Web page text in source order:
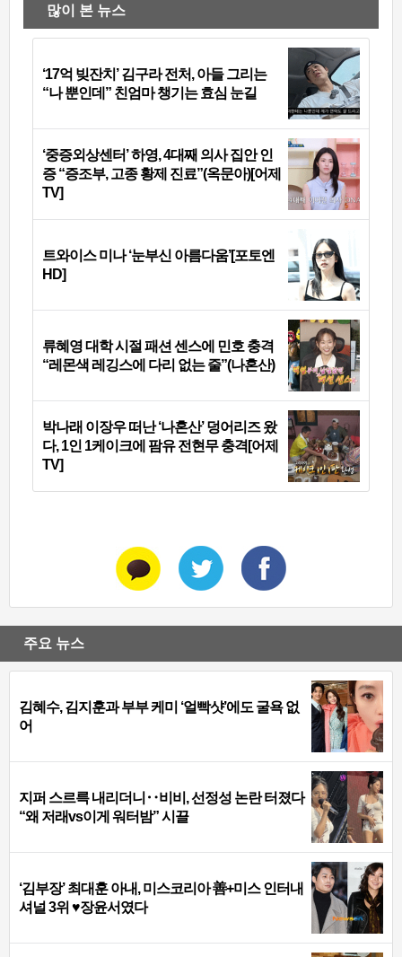
많이 본 뉴스
‘17억 빚잔치’ 김구라 전처, 아들 그리는
“나 뿐인데” 친엄마 챙기는 효심 눈길
‘중증외상센터’ 하영, 4대째 의사 집안 인
증 “증조부, 고종 황제 진료”(옥문아)[어제
TV]
트와이스 미나 ‘눈부신 아름다움’[포토엔
HD]
류혜영 대학 시절 패션 센스에 민호 충격
“레몬색 레깅스에 다리 없는 줄”(나혼산)
박나래 이장우 떠난 ‘나혼산’ 덩어리즈 왔
다, 1인 1케이크에 팜유 전현무 충격[어제
TV]
주요 뉴스
김혜수, 김지훈과 부부 케미 ‘얼빡샷’에도 굴욕 없
어
지퍼 스르륵 내리더니‥비비, 선정성 논란 터졌다
“왜 저래vs이게 워터밤” 시끌
‘김부장’ 최대훈 아내, 미스코리아 善+미스 인터내
셔널 3위 ♥장윤서였다